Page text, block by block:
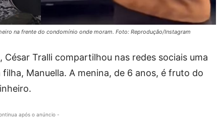
na frente do condomínio onde moram. Foto: Reprodução/Instagram
Tralli compartilhou nas redes sociais uma
Manuella. A menina, de 6 anos, é fruto do
após o anúncio -